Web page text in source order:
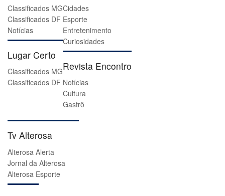
Classificados MG
Classificados DF
Notícias
Lugar Certo
Classificados MG
Classificados DF
Cidades
Esporte
Entretenimento
Curiosidades
Revista Encontro
Notícias
Cultura
Gastrô
Tv Alterosa
Alterosa Alerta
Jornal da Alterosa
Alterosa Esporte